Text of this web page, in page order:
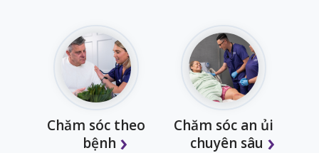
Chăm sóc theo
bệnh
Chăm sóc an ủi
chuyên sâu